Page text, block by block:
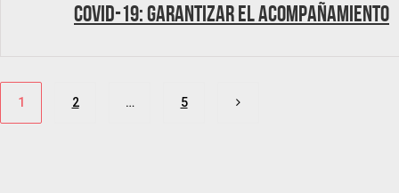
Covid-19: Garantizar el acompañamiento
Paginación
1 2 … 5